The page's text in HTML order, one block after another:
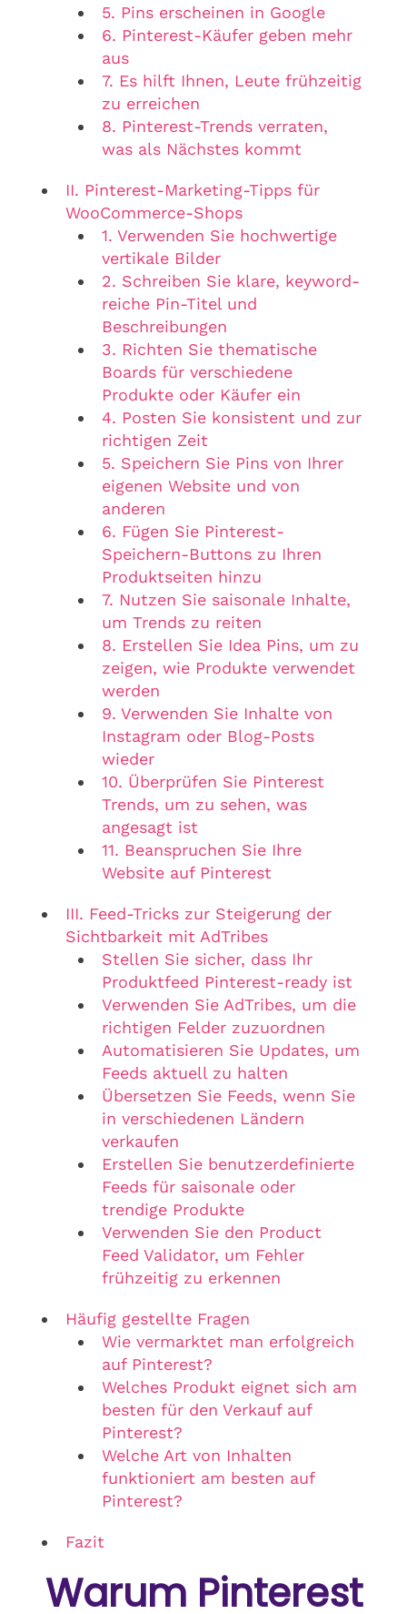
5. Pins erscheinen in Google
6. Pinterest-Käufer geben mehr
aus
7. Es hilft Ihnen, Leute frühzeitig
zu erreichen
8. Pinterest-Trends verraten,
was als Nächstes kommt
II. Pinterest-Marketing-Tipps für
WooCommerce-Shops
1. Verwenden Sie hochwertige
vertikale Bilder
2. Schreiben Sie klare, keyword-
reiche Pin-Titel und
Beschreibungen
3. Richten Sie thematische
Boards für verschiedene
Produkte oder Käufer ein
4. Posten Sie konsistent und zur
richtigen Zeit
5. Speichern Sie Pins von Ihrer
eigenen Website und von
anderen
6. Fügen Sie Pinterest-
Speichern-Buttons zu Ihren
Produktseiten hinzu
7. Nutzen Sie saisonale Inhalte,
um Trends zu reiten
8. Erstellen Sie Idea Pins, um zu
zeigen, wie Produkte verwendet
werden
9. Verwenden Sie Inhalte von
Instagram oder Blog-Posts
wieder
10. Überprüfen Sie Pinterest
Trends, um zu sehen, was
angesagt ist
11. Beanspruchen Sie Ihre
Website auf Pinterest
III. Feed-Tricks zur Steigerung der
Sichtbarkeit mit AdTribes
Stellen Sie sicher, dass Ihr
Produktfeed Pinterest-ready ist
Verwenden Sie AdTribes, um die
richtigen Felder zuzuordnen
Automatisieren Sie Updates, um
Feeds aktuell zu halten
Übersetzen Sie Feeds, wenn Sie
in verschiedenen Ländern
verkaufen
Erstellen Sie benutzerdefinierte
Feeds für saisonale oder
trendige Produkte
Verwenden Sie den Product
Feed Validator, um Fehler
frühzeitig zu erkennen
Häufig gestellte Fragen
Wie vermarktet man erfolgreich
auf Pinterest?
Welches Produkt eignet sich am
besten für den Verkauf auf
Pinterest?
Welche Art von Inhalten
funktioniert am besten auf
Pinterest?
Fazit
Warum Pinterest